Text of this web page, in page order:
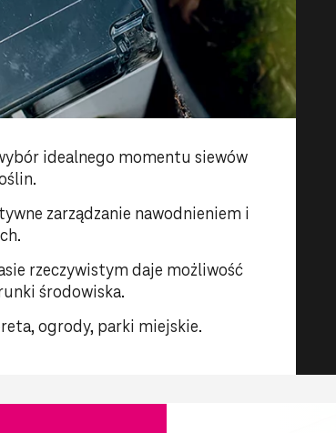
idealnego momentu siewów
zarządzanie nawodnieniem i
rzeczywistym daje możliwość
środowiska.
ogrody, parki miejskie.